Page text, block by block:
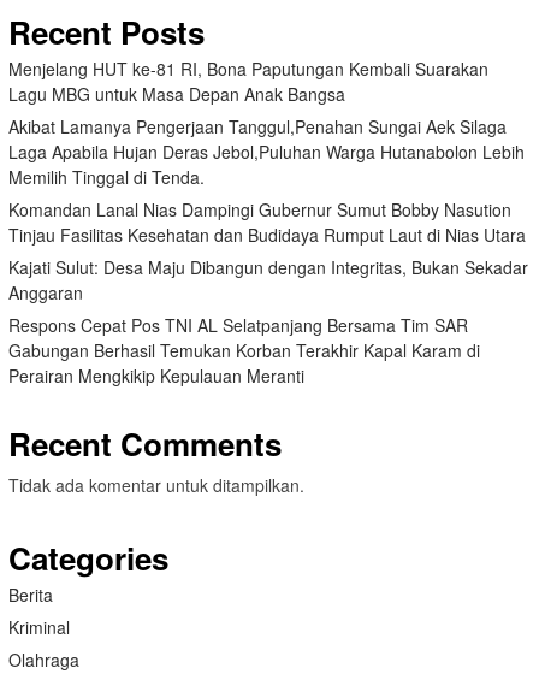
Recent Posts
Menjelang HUT ke-81 RI, Bona Paputungan Kembali Suarakan
Lagu MBG untuk Masa Depan Anak Bangsa
Akibat Lamanya Pengerjaan Tanggul,Penahan Sungai Aek Silaga
Laga Apabila Hujan Deras Jebol,Puluhan Warga Hutanabolon Lebih
Memilih Tinggal di Tenda.
Komandan Lanal Nias Dampingi Gubernur Sumut Bobby Nasution
Tinjau Fasilitas Kesehatan dan Budidaya Rumput Laut di Nias Utara
Kajati Sulut: Desa Maju Dibangun dengan Integritas, Bukan Sekadar
Anggaran
Respons Cepat Pos TNI AL Selatpanjang Bersama Tim SAR
Gabungan Berhasil Temukan Korban Terakhir Kapal Karam di
Perairan Mengkikip Kepulauan Meranti
Recent Comments
Tidak ada komentar untuk ditampilkan.
Categories
Berita
Kriminal
Olahraga